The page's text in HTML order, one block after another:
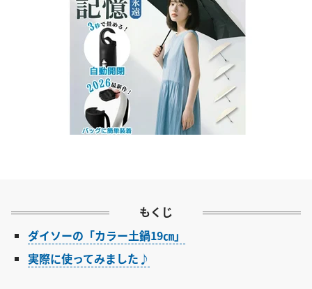
もくじ
ダイソーの「カラー土鍋19㎝」
実際に使ってみました♪